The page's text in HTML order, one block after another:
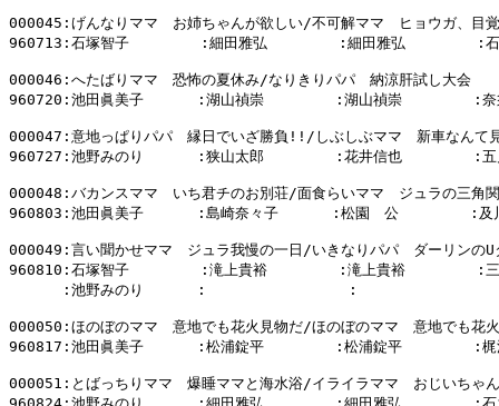
000045:げんなりママ　お姉ちゃんが欲しい/不可解ママ　ヒョウガ、目
960713:石塚智子        :細田雅弘        :細田雅弘        :石
000046:へたばりママ　恐怖の夏休み/なりきりパパ　納涼肝試し大会
960720:池田眞美子      :湖山禎崇        :湖山禎崇        :奈
000047:意地っぱりパパ　縁日でいざ勝負!!/しぶしぶママ　新車なんて
960727:池野みのり      :狭山太郎        :花井信也        :五月
000048:バカンスママ　いち君チのお別荘/面食らいママ　ジュラの三角
960803:池田眞美子      :島崎奈々子      :松園　公        :及
000049:言い聞かせママ　ジュラ我慢の一日/いきなりパパ　ダーリンのU
960810:石塚智子        :滝上貴裕        :滝上貴裕        :三
:池野みのり      :                :
000050:ほのぼのママ　意地でも花火見物だ/ほのぼのママ　意地でも花
960817:池田眞美子      :松浦錠平        :松浦錠平        :梶
000051:とばっちりママ　爆睡ママと海水浴/イライラママ　おじいちゃ